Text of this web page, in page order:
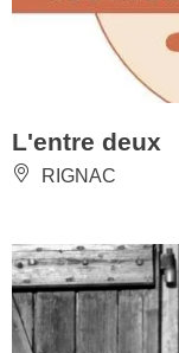
L'entre deux
RIGNAC